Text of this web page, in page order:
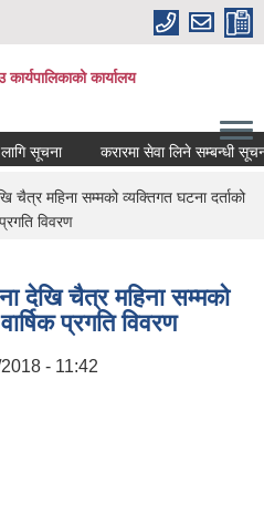
कार्यालय
सूचना करारमा सेवा लिने सम्बन्धी सूचना ।
महिना सम्मको व्यक्तिगत घटना दर्ताको
प्रगति विवरण
देखि चैत्र महिना सम्मको
प्रगति विवरण
- 11:42